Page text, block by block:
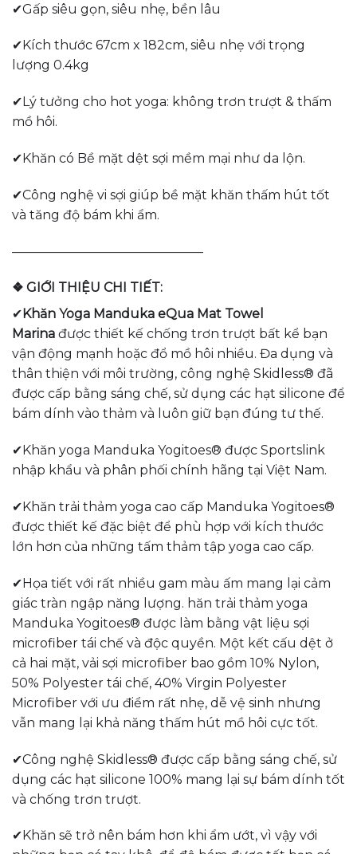
✔Gấp siêu gọn, siêu nhẹ, bền lâu
✔Kích thước 67cm x 182cm, siêu nhẹ với trọng
lượng 0.4kg
✔Lý tưởng cho hot yoga: không trơn trượt & thấm
mồ hôi.
✔Khăn có Bề mặt dệt sợi mềm mại như da lộn.
✔Công nghệ vi sợi giúp bề mặt khăn thấm hút tốt
và tăng độ bám khi ẩm.
———————————————
❖ GIỚI THIỆU CHI TIẾT:
✔ Khăn Yoga Manduka eQua Mat Towel
Marina được thiết kế chống trơn trượt bất kể bạn
vận động mạnh hoặc đổ mồ hôi nhiều. Đa dụng và
thân thiện với môi trường, công nghệ Skidless® đã
được cấp bằng sáng chế, sử dụng các hạt silicone để
bám dính vào thảm và luôn giữ bạn đúng tư thế.
✔Khăn yoga Manduka Yogitoes® được Sportslink
nhập khẩu và phân phối chính hãng tại Việt Nam.
✔Khăn trải thảm yoga cao cấp Manduka Yogitoes®
được thiết kế đặc biệt để phù hợp với kích thước
lớn hơn của những tấm thảm tập yoga cao cấp.
✔Họa tiết với rất nhiều gam màu ấm mang lại cảm
giác tràn ngập năng lượng. hăn trải thảm yoga
Manduka Yogitoes® được làm bằng vật liệu sợi
microfiber tái chế và độc quyền. Một kết cấu dệt ở
cả hai mặt, vải sợi microfiber bao gồm 10% Nylon,
50% Polyester tái chế, 40% Virgin Polyester
Microfiber với ưu điểm rất nhẹ, dễ vệ sinh nhưng
vẫn mang lại khả năng thấm hút mồ hôi cực tốt.
✔Công nghệ Skidless® được cấp bằng sáng chế, sử
dụng các hạt silicone 100% mang lại sự bám dính tốt
và chống trơn trượt.
✔Khăn sẽ trở nên bám hơn khi ẩm ướt, vì vậy với